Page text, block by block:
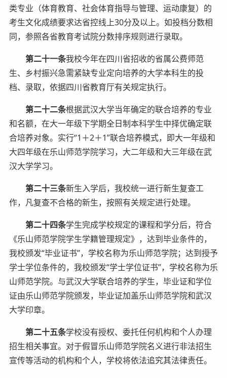
类专业（体育教育、社会体育指导与管理、运动康复）的
考生文化成绩要求达省控线上30分及以上。如投档分数相
同，参照各省教育考试院分数排序规则进行录取。
第二十一条我校今年在四川省招收的省属公费师范
生、乡村振兴急需紧缺专业定向培养的大学本科生的投
档、录取，依据四川省教育厅有关规定执行。
第二十二条根据武汉大学当年确定的联合培养的专业
和名额，在大一年级下学期全日制本科学生中择优确定联
合培养对象。实行“1＋2＋1”联合培养模式，即大一年级和
大四年级在乐山师范学院学习，大二年级和大三年级在武
汉大学学习。
第二十三条新生入学后，我校统一进行新生复查工
作，凡复查不合格的新生，按照有关规定进行处理。
第二十四条学生完成学校规定的课程和学分后，符合
《乐山师范学院学生学籍管理规定》，达到毕业条件的，
我校颁发“毕业证书”，学校名称为乐山师范学院；达到授予
学士学位条件的，我校颁发“学士学位证书”，学校名称为乐
山师范学院。与武汉大学联合培养的学生，毕业证和学位
证由乐山师范学院颁发，毕业证加盖乐山师范学院和武汉
大学印章。
第二十五条学校没有授权、委托任何机构和个人办理
招生相关事宜。对于假冒乐山师范学院名义进行非法招生
宣传等活动的机构和个人，学校将依法追究其法律责任。